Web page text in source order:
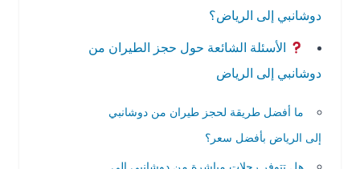
دوشانبي إلى الرياض؟
الأسئلة الشائعة حول حجز الطيران من
دوشانبي إلى الرياض
ما أفضل طريقة لحجز طيران من دوشانبي
إلى الرياض بأفضل سعر؟
هل تتوفر رحلات مباشرة من دوشانبي إلى